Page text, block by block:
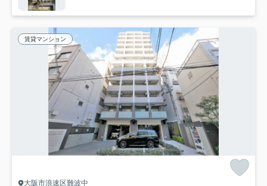
賃貸マンション
大阪市浪速区難波中